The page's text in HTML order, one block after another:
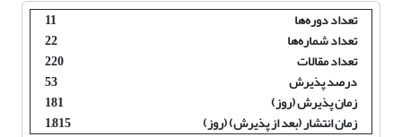
تعداد دوره‌ها
11
تعداد شماره‌ها
22
تعداد مقالات
220
درصد پذیرش
53
زمان پذیرش (روز)
181
زمان انتشار (بعد از پذیرش) (روز)
1,815